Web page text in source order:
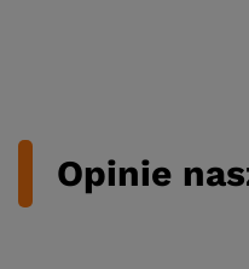
Opinie